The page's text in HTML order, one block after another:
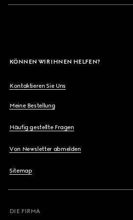
KÖNNEN WIR IHNEN HELFEN?
Kontaktieren Sie Uns
Meine Bestellung
Häufig gestellte Fragen
Von Newsletter abmelden
Sitemap
DIE FIRMA